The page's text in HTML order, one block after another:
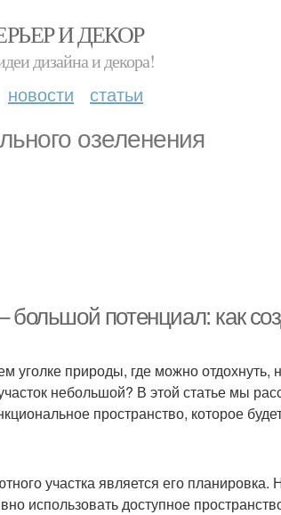
И ДЕКОР
дизайна и декора!
новости статьи
озеленения
большой потенциал: как
уголке природы, где можно
небольшой? В этой статье мы
пространство, которое
участка является его планировка.
использовать доступное